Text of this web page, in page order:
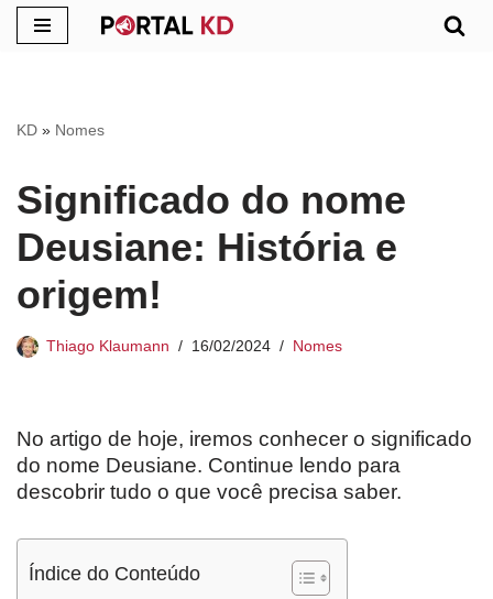
conteúdo
KD » Nomes
Significado do nome
Deusiane: História e
origem!
Thiago Klaumann 16/02/2024 Nomes
No artigo de hoje, iremos conhecer o significado
do nome Deusiane. Continue lendo para
descobrir tudo o que você precisa saber.
Índice do Conteúdo